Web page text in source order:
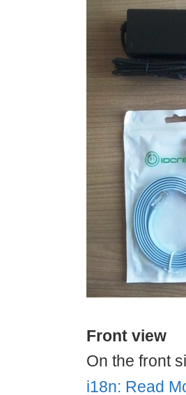
Front view
On the front
i18n: Read